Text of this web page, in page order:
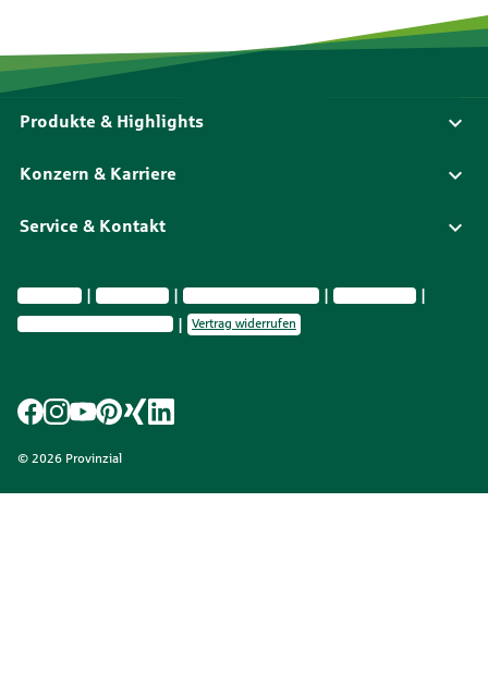
Produkte & Highlights
Konzern & Karriere
Service & Kontakt
Impressum Datenschutz Vermittlerinformationen
Nachhaltig­keit
Privatsphäre-Einstellungen
Vertrag widerrufen